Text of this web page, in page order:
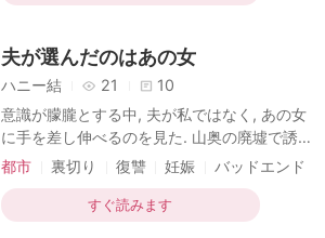
焼き殺す計画を立てていた. 私の献身も愛も,
暇つぶしだったのだ. 絶望した私は, 彼らのシ
ナリオ通りに別荘へ向かった. ただし, 燃える
悲鳴の録音テープだけ. 数年後, 私は世界的な
プリマドンナとして日本に舞い戻った. 死ん
だはずの妻の幻影に怯え, 狂気的な執着を見
せ
夫が選んだのはあの女
ハニー結 21
10
意識が朦朧とする中, 夫が私ではなく, あの女
に手を差し伸べるのを見た. 山奥の廃墟で誘
拐された私を助けに来てくれたと信じていた
し, 共に囚われていた彼の秘書, 桑名小春だけ
を救い出した. 「お前はもう用済みだ」と言
都市 裏切り 復讐 妊娠
バッドエンド
犯罪者
すぐ読みます